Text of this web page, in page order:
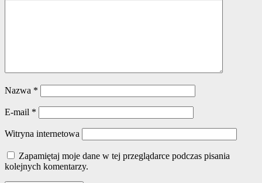
Nazwa *
E-mail *
Witryna internetowa
Zapamiętaj moje dane w tej przeglądarce podczas pisania
kolejnych komentarzy.